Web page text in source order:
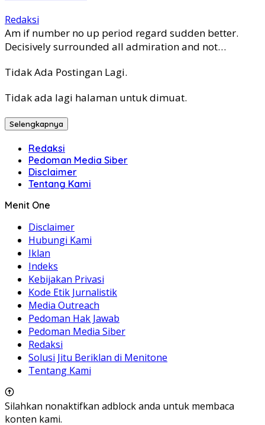
Redaksi
Am if number no up period regard sudden better.
Decisively surrounded all admiration and not…
Tidak Ada Postingan Lagi.
Tidak ada lagi halaman untuk dimuat.
Selengkapnya
Redaksi
Pedoman Media Siber
Disclaimer
Tentang Kami
Menit One
Disclaimer
Hubungi Kami
Iklan
Indeks
Kebijakan Privasi
Kode Etik Jurnalistik
Media Outreach
Pedoman Hak Jawab
Pedoman Media Siber
Redaksi
Solusi Jitu Beriklan di Menitone
Tentang Kami
Silahkan nonaktifkan adblock anda untuk membaca
konten kami.